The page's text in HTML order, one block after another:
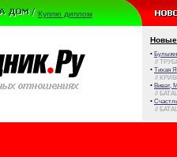
Куплю диплом
Новые
•
//
• Тихая
//
• Виват,
//
•
//